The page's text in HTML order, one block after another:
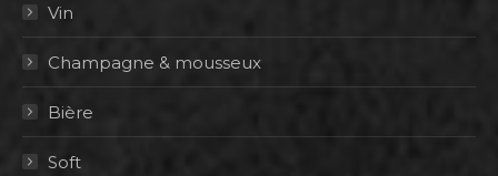
Vin
Champagne & mousseux
Bière
Soft